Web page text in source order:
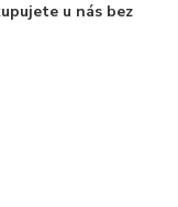
u nás bez